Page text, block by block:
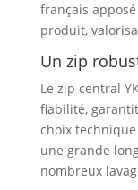
français
produit,
Un zip
Le zip central
fiabilité,
choix
une grande
nombreux